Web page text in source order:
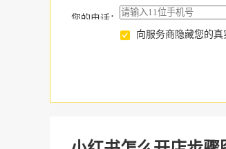
您的电话：
向服务商隐藏您的